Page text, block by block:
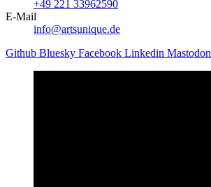
+49 221 33962590
E-Mail
info@artsunique.de
Github Bluesky Facebook Linkedin Mastodon